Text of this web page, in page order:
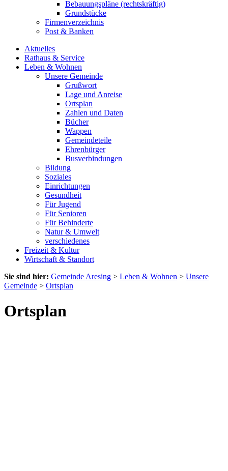
Bebauungspläne (rechtskräftig)
Grundstücke
Firmenverzeichnis
Post & Banken
Aktuelles
Rathaus & Service
Leben & Wohnen
Unsere Gemeinde
Grußwort
Lage und Anreise
Ortsplan
Zahlen und Daten
Bücher
Wappen
Gemeindeteile
Ehrenbürger
Busverbindungen
Bildung
Soziales
Einrichtungen
Gesundheit
Für Jugend
Für Senioren
Für Behinderte
Natur & Umwelt
verschiedenes
Freizeit & Kultur
Wirtschaft & Standort
Sie sind hier: Gemeinde Aresing > Leben & Wohnen > Unsere
Gemeinde > Ortsplan
Ortsplan